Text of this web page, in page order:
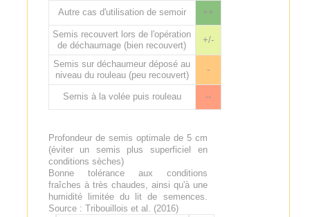
Autre cas d'utilisation de semoir ++
Semis recouvert lors de l'opération
de déchaumage (bien recouvert)
+/-
Semis sur déchaumeur déposé au
niveau du rouleau (peu recouvert)
-
Semis à la volée puis rouleau --
Profondeur de semis optimale de 5 cm
(éviter un semis plus superficiel en
conditions sèches)
Bonne tolérance aux conditions
fraîches à très chaudes, ainsi qu'à une
humidité limitée du lit de semences.
Source : Tribouillois et al. (2016)